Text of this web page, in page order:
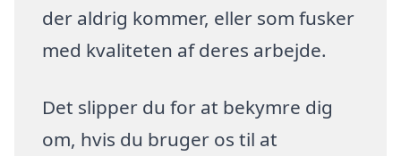
der aldrig kommer, eller som fusker
med kvaliteten af deres arbejde.
Det slipper du for at bekymre dig
om, hvis du bruger os til at